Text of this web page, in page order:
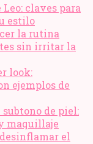
claves para
estilo
la rutina
sin irritar la
look:
ejemplos de
de piel:
maquillaje
el